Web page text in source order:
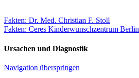
Fakten: Dr. Med. Christian F. Stoll
Fakten: Ceres Kinderwunschzentrum Berlin
Ursachen und Diagnostik
Navigation überspringen